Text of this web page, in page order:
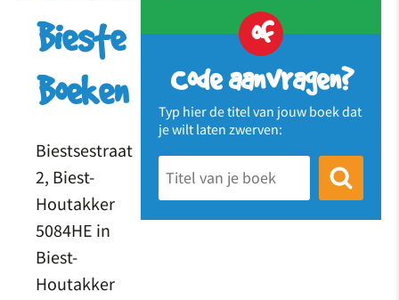
of
Code aanvragen?
Typ hier de titel van jouw boek dat
je wilt laten zwerven:
Bieste
Boeken
Biestsestraat
2, Biest-
Houtakker
5084HE in
Biest-
Houtakker